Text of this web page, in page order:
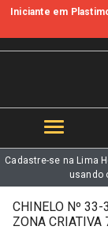
b
Iniciante em
Cadastre-se na Lima
usando
CHINELO Nº 33-
ZONA CRIATIVA